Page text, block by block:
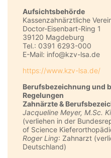
Aufsichtsbehörde
Kassenzahnärztliche
Doctor-Eisenbart-Ring 1
39120 Magdeburg
Tel.: 0391 6293-000
E-Mail: info@kzv-lsa.de
https://www.kzv-lsa.de/
Berufsbezeichnung und
Regelungen
Zahnärzte &
Jacqueline Meyer, M.Sc.
(verliehen in der
of Science
Roger Ling: Zahnarzt
Deutschland)